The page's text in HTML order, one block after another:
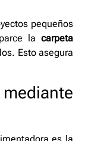
pequeños
la carpeta
Esto asegura